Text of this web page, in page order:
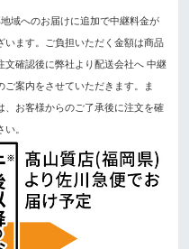
域へのお届けに追加で中継料金が
います。ご負担いただく金額は商品
文確認後に弊社より配送会社へ 中継
案内をさせていただきます。ま
、お客様からのご了承後に注文を確
。